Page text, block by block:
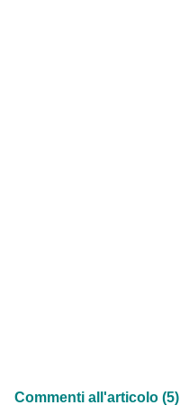
Commenti all'articolo (5)